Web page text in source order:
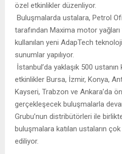
özel etkinlikler düzenliyor.
Buluşmalarda ustalara, Petrol
tarafından Maxima motor
kullanılan yeni AdapTech
sunumlar yapılıyor.
İstanbul’da yaklaşık 500 ustanın
etkinlikler Bursa, İzmir, Konya,
Kayseri, Trabzon ve Ankara’da
gerçekleşecek buluşmalarla
Grubu’nun distribütörleri ile
buluşmalara katılan ustaların
ediliyor.